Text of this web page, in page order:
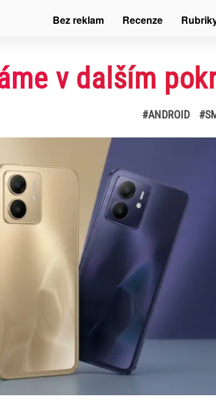
v dalším
#ANDROID
Bez reklam Recenze